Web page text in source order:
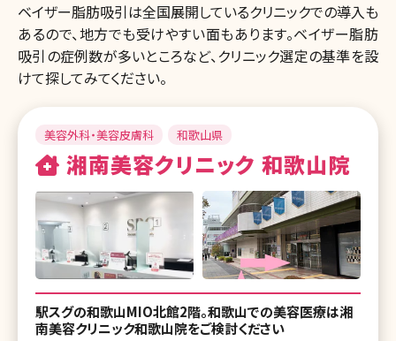
ベイザー脂肪吸引は全国展開しているクリニックでの導入も
あるので、地方でも受けやすい面もあります。ベイザー脂肪
吸引の症例数が多いところなど、クリニック選定の基準を設
けて探してみてください。
美容外科・美容皮膚科 和歌山県
湘南美容クリニック 和歌山院
駅スグの和歌山MIO北館2階。和歌山での美容医療は湘
南美容クリニック和歌山院をご検討ください